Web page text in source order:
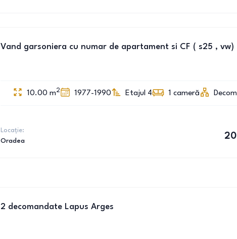
Vand garsoniera cu numar de apartament si CF ( s25 , vw)
10.00 m2 1977-1990 Etajul 4 1 cameră
Locație:
Oradea
2 decomandate Lapus Arges